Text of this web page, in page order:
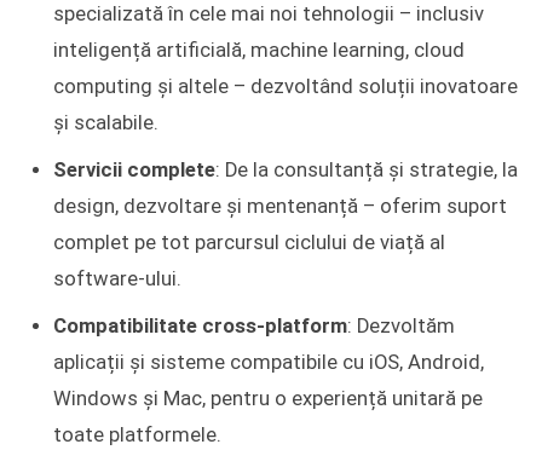
specializată în cele mai noi tehnologii – inclusiv
inteligență artificială, machine learning, cloud
computing și altele – dezvoltând soluții inovatoare
și scalabile.
Servicii complete: De la consultanță și strategie, la
design, dezvoltare și mentenanță – oferim suport
complet pe tot parcursul ciclului de viață al
software-ului.
Compatibilitate cross-platform: Dezvoltăm
aplicații și sisteme compatibile cu iOS, Android,
Windows și Mac, pentru o experiență unitară pe
toate platformele.